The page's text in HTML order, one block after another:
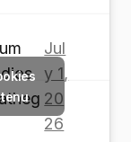
Jul
y 1,
20
26